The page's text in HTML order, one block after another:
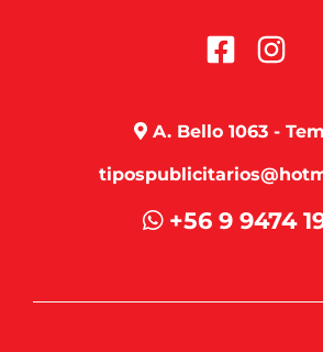
A. Bello 1063 -
+56 9 9474